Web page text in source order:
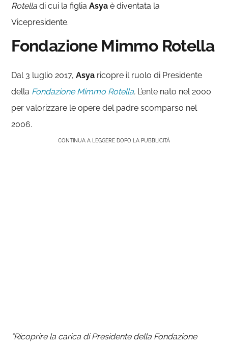
Rotelladi cui la figliaAsyaè diventata la
Vicepresidente.
Fondazione Mimmo Rotella
Dal 3 luglio 2017,Asya ricopre il ruolo di Presidente
della Fondazione Mimmo Rotella. L’ente nato nel 2000
per valorizzare le opere del padre scomparso nel
2006.
CONTINUA A LEGGERE DOPO LA PUBBLICITÀ
“Ricoprire la carica di Presidente della Fondazione